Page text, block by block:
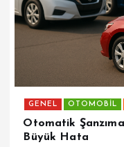
GENEL OTOMOBİL
Otomatik
Büyük Hata